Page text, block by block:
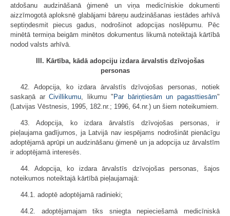
atdošanu audzināšanā ģimenē un viņa medicīniskie dokumenti
aizzīmogotā aploksnē glabājami bāreņu audzināšanas iestādes arhīvā
septiņdesmit piecus gadus, nodrošinot adopcijas noslēpumu. Pēc
minētā termiņa beigām minētos dokumentus likumā noteiktajā kārtībā
nodod valsts arhīvā.
III. Kārtība, kādā adopciju izdara ārvalstis dzīvojošas
personas
42. Adopcija, ko izdara ārvalstīs dzīvojošas personas, notiek
saskaņā arCivillikumu, likumu " Par bāriņtiesām un pagasttiesām"
(Latvijas Vēstnesis, 1995, 182.nr.; 1996, 64.nr.) un šiem noteikumiem.
43. Adopcija, ko izdara ārvalstīs dzīvojošas personas, ir
pieļaujama gadījumos, ja Latvijā nav iespējams nodrošināt pienācīgu
adoptējamā aprūpi un audzināšanu ģimenē un ja adopcija uz ārvalstīm
ir adoptējamā interesēs.
44. Adopcija, ko izdara ārvalstīs dzīvojošas personas, šajos
noteikumos noteiktajā kārtībā pieļaujamajā:
44.1. adoptē adoptējamā radinieki;
44.2. adoptējamajam tiks sniegta nepieciešamā medicīniskā